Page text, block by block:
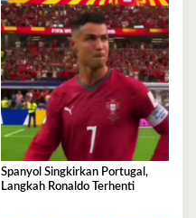
Spanyol Singkirkan Portugal,
Langkah Ronaldo Terhenti